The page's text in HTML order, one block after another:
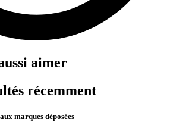
aimer
récemment
marques déposées